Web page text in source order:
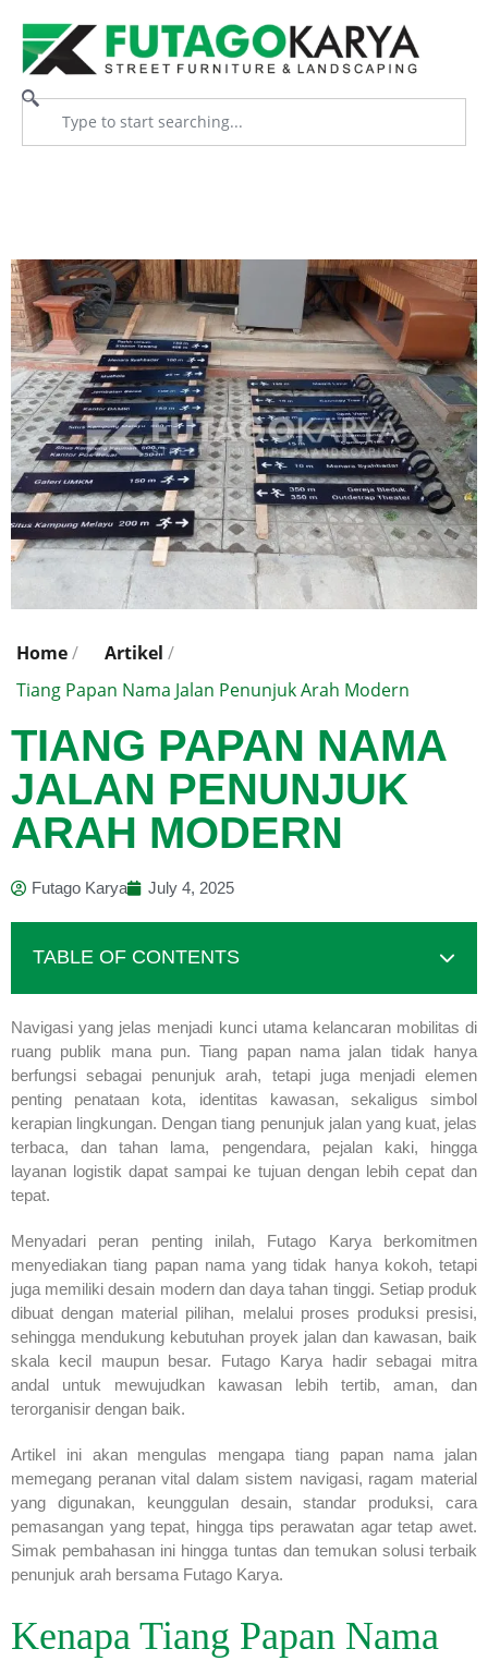
Home/ Artikel /
Tiang Papan Nama Jalan Penunjuk Arah Modern
TIANG PAPAN NAMA
JALAN PENUNJUK
ARAH MODERN
Futago Karya July 4, 2025
TABLE OF CONTENTS
Navigasi yang jelas menjadi kunci utama kelancaran mobilitas di
ruang publik mana pun. Tiang papan nama jalan tidak hanya
berfungsi sebagai penunjuk arah, tetapi juga menjadi elemen
penting penataan kota, identitas kawasan, sekaligus simbol
kerapian lingkungan. Dengan tiang penunjuk jalan yang kuat, jelas
terbaca, dan tahan lama, pengendara, pejalan kaki, hingga
layanan logistik dapat sampai ke tujuan dengan lebih cepat dan
tepat.
Menyadari peran penting inilah, Futago Karya berkomitmen
menyediakan tiang papan nama yang tidak hanya kokoh, tetapi
juga memiliki desain modern dan daya tahan tinggi. Setiap produk
dibuat dengan material pilihan, melalui proses produksi presisi,
sehingga mendukung kebutuhan proyek jalan dan kawasan, baik
skala kecil maupun besar. Futago Karya hadir sebagai mitra
andal untuk mewujudkan kawasan lebih tertib, aman, dan
terorganisir dengan baik.
Artikel ini akan mengulas mengapa tiang papan nama jalan
memegang peranan vital dalam sistem navigasi, ragam material
yang digunakan, keunggulan desain, standar produksi, cara
pemasangan yang tepat, hingga tips perawatan agar tetap awet.
Simak pembahasan ini hingga tuntas dan temukan solusi terbaik
penunjuk arah bersama Futago Karya.
Kenapa Tiang Papan Nama